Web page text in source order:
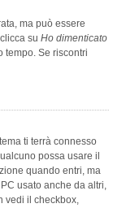
ma può essere
su Ho dimenticato
tempo. Se riscontri
ti terrà connesso
possa usare il
quando entri, ma
usato anche da altri,
vedi il checkbox,